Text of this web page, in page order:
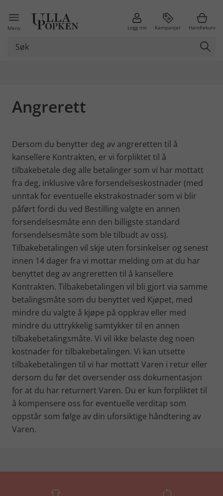
Meny Logg inn Kampanjer Handlekurv
Angrerett
Dersom du benytter deg av angreretten til å
kansellere Kontrakten, er vi forpliktet til å
tilbakebetale deg alle betalinger som vi har mottatt
fra deg, inklusive våre forsendelseskostnader (med
unntak for eventuelle ekstrakostnader som vi blir
påført fordi du ved Bestilling valgte en annen
forsendelsesmåte enn den billigste standard
forsendelsesmåte som ble tilbudt av oss).
Tilbakebetalingen vil skje uten forsinkelser og senest
innen 14 dager fra vi mottar melding om at du har
benyttet deg av angreretten til å kansellere
Kontrakten. Tilbakebetalingen vil bli gjort via samme
betalingsmåte som du benyttet ved Kjøpet, med
mindre du valgte å kjøpe på oppkrav eller med
mindre du uttrykkelig samtykker til en annen
tilbakebetalingsmåte. Vi vil ikke belaste deg noen
kostnader for tilbakebetalingen. Vi kan utsette
tilbakebetalingen til vi har mottatt Varen i retur eller
dersom du før det oversender oss dokumentasjon
for at du har returnert Varen. Du er kun forpliktet til
å kompensere oss for eventuelle verditap som
oppstår som følge av din uforsiktige håndtering av
Varen.